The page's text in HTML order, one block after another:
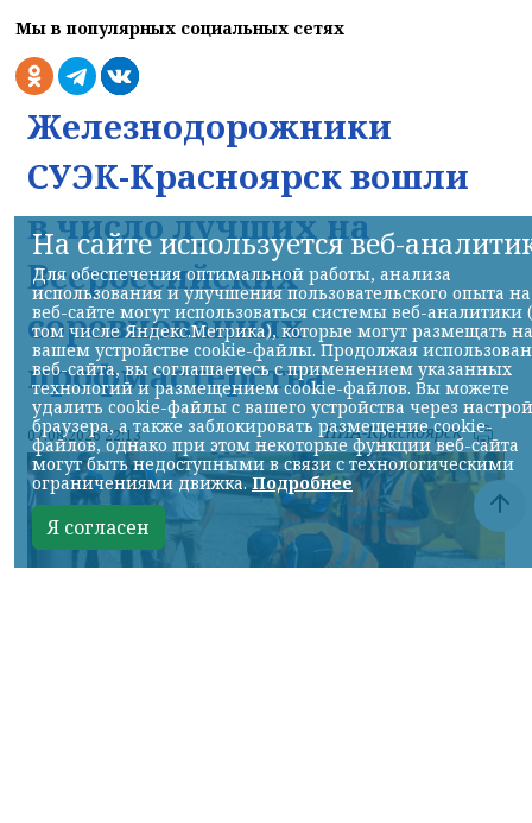
Мы в популярных социальных сетях
Железнодорожники
СУЭК-Красноярск вошли
в число лучших на
Всероссийских
соревнованиях
профмастерства
07.08.2026 22:13 НИА-Красноярск
На сайте используется веб-
Для обеспечения оптимальной работы, анализа
использования и улучшения пользовательского опыта на
веб-сайте могут использоваться системы веб-аналитики
том числе Яндекс.Метрика), которые могут размещать на
вашем устройстве cookie-файлы. Продолжая
веб-сайта, вы соглашаетесь с применением указанных
технологий и размещением cookie-файлов. Вы можете
удалить cookie-файлы с вашего устройства через
браузера, а также заблокировать размещение cookie-
файлов, однако при этом некоторые функции веб-сайта
могут быть недоступными в связи с технологическими
ограничениями движка. Подробнее
Я согласен